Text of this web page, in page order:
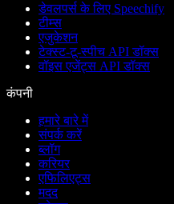
डेवलपर्स के लिए Speechify
टीम्स
एजुकेशन
टेक्स्ट-टू-स्पीच API डॉक्स
वॉइस एजेंट्स API डॉक्स
कंपनी
हमारे बारे में
संपर्क करें
ब्लॉग
करियर
एफिलिएट्स
मदद